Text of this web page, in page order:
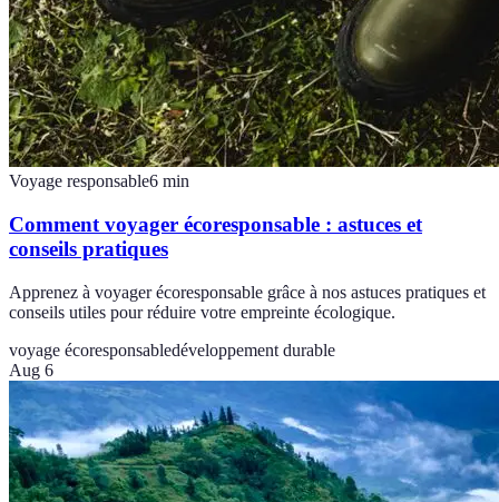
Voyage responsable6 min
Comment voyager écoresponsable : astuces et
conseils pratiques
Apprenez à voyager écoresponsable grâce à nos astuces pratiques et
conseils utiles pour réduire votre empreinte écologique.
voyage écoresponsabledéveloppement durable
Aug 6